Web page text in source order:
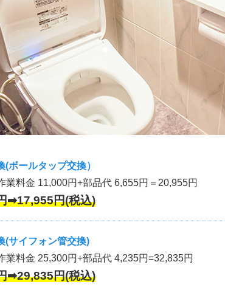
ボールタップ交換）
業料金 11,000円+部品代 6,655円＝20,955円
➡17,955円(税込)
(サイフォン管交換)
業料金 25,300円+部品代 4,235円=32,835円
➡29,835円(税込)